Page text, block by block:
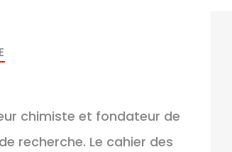
chimiste et fondateur de
recherche. Le cahier des